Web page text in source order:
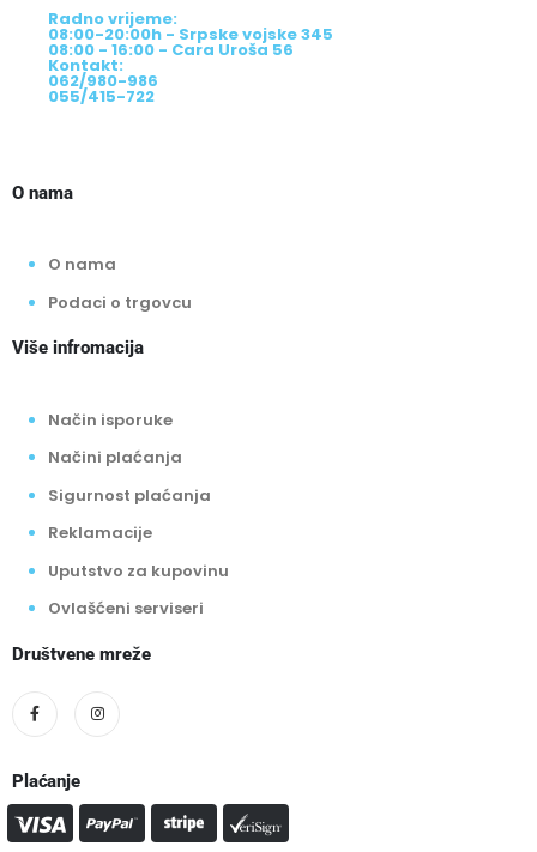
Radno vrijeme:
08:00-20:00h - Srpske vojske 345
08:00 - 16:00 - Cara Uroša 56
Kontakt:
062/980-986
055/415-722
O nama
O nama
Podaci o trgovcu
Više infromacija
Način isporuke
Načini plaćanja
Sigurnost plaćanja
Reklamacije
Uputstvo za kupovinu
Ovlašćeni serviseri
Društvene mreže
Plaćanje